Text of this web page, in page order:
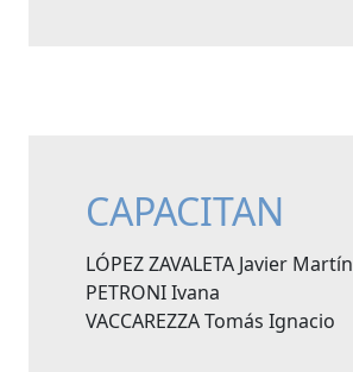
CAPACITAN
LÓPEZ ZAVALETA Javier Martín
PETRONI Ivana
VACCAREZZA Tomás Ignacio